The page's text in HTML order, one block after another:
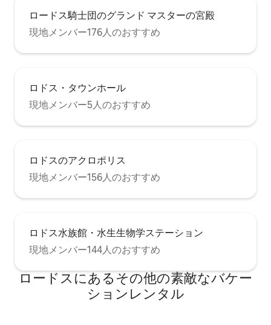
ロードス騎士団のグランド マスターの宮殿
現地メンバー176人のおすすめ
ロドス・タウンホール
現地メンバー5人のおすすめ
ロドスのアクロポリス
現地メンバー156人のおすすめ
ロドス水族館・水生生物学ステーション
現地メンバー144人のおすすめ
ロードスにあるその他の素敵なバケー
ションレンタル